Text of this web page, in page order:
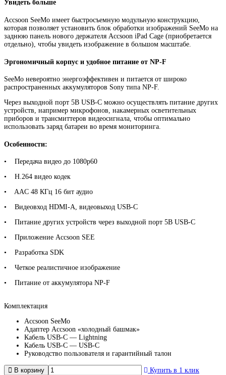
Увидеть больше
Accsoon SeeMo имеет быстросъемную модульную конструкцию,
которая позволяет установить блок обработки изображений SeeMo на
заднюю панель нового держателя Accsoon iPad Cage (приобретается
отдельно), чтобы увидеть изображение в большом масштабе.
Эргономичный корпус и удобное питание от NP-F
SeeMo невероятно энергоэффективен и питается от широко
распространенных аккумуляторов Sony типа NP-F.
Через выходной порт 5В USB-C можно осуществлять питание других
устройств, например микрофонов, накамерных осветительных
приборов и трансмиттеров видеосигнала, чтобы оптимально
использовать заряд батареи во время мониторинга.
Особенности:
• Передача видео до 1080p60
• H.264 видео кодек
• AAC 48 КГц 16 бит аудио
• Видеовход HDMI-А, видеовыход USB-C
• Питание других устройств через выходной порт 5В USB-C
• Приложение Accsoon SEE
• Разработка SDK
• Четкое реалистичное изображение
• Питание от аккумулятора NP-F
Комплектация
Accsoon SeeMo
Адаптер Accsoon «холодный башмак»
Кабель USB-C — Lightning
Кабель USB-C — USB-C
Руководство пользователя и гарантийный талон
В корзину Купить в 1 клик